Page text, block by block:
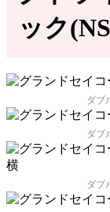
ック
ダブ
ダブ
ダブ